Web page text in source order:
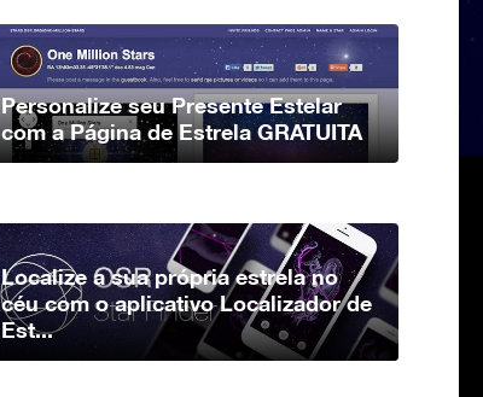
Personalize seu Presente Estelar
com a Página de Estrela GRATUITA
Localize a sua própria estrela no
céu com o aplicativo Localizador de
Est...